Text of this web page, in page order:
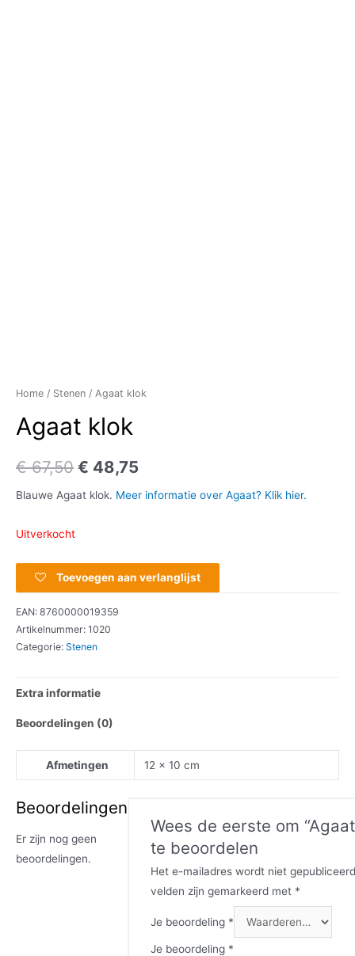
Home / Stenen / Agaat klok
Agaat klok
€67,50 € 48,75
Blauwe Agaat klok. Meer informatie over Agaat? Klik hier.
Uitverkocht
Toevoegen aan verlanglijst
EAN: 8760000019359
Artikelnummer: 1020
Categorie: Stenen
Extra informatie
Beoordelingen (0)
Afmetingen 12 × 10 cm
Beoordelingen
Er zijn nog geen
beoordelingen.
Wees de eerste om
te beoordelen
Het e-mailadres wordt niet
velden zijn gemarkeerd met *
Je beoordeling *
Je beoordeling *